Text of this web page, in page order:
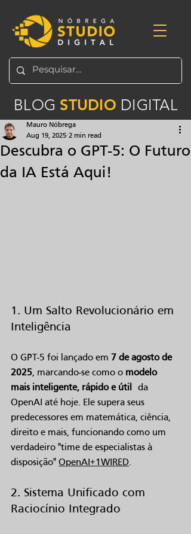
BLOG STUDIO DIGITAL
Descubra o GPT-5: O Futuro
da IA Está Aqui!
Mauro Nóbrega
Aug 19, 2025 2 min read
1. Um Salto Revolucionário em
Inteligência
O GPT-5 foi lançado em 7 de agosto de
2025, marcando-se como o modelo
mais inteligente, rápido e útil
da
OpenAI até hoje. Ele supera seus
predecessores em matemática, ciência,
direito e mais, funcionando como um
verdadeiro "time de especialistas à
disposição" OpenAI+1 WIRED.
2. Sistema Unificado com
Raciocínio Integrado